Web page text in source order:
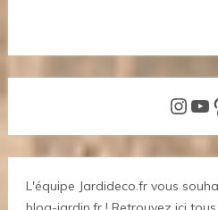
L'équipe Jardideco.fr vous